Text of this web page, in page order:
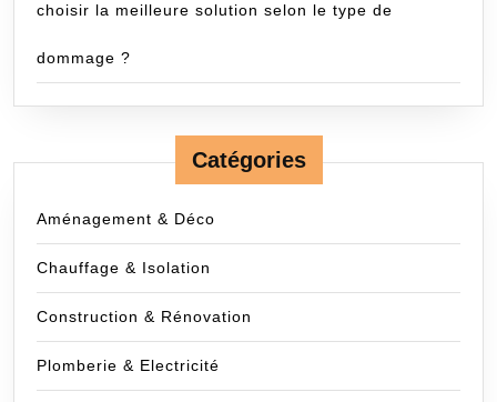
choisir la meilleure solution selon le type de
dommage ?
Catégories
Aménagement & Déco
Chauffage & Isolation
Construction & Rénovation
Plomberie & Electricité